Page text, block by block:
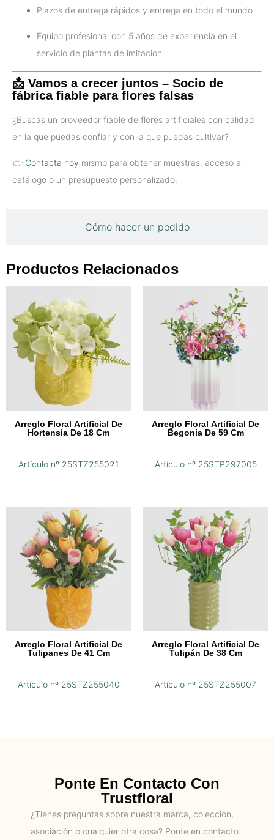
Cómo hacer un pedido
Plazos de entrega rápidos y entrega en todo el mundo
Equipo profesional con 5 años de experiencia en el
servicio de plantas de imitación
📩 Vamos a crecer juntos – Socio de
fábrica fiable para flores falsas
¿Buscas un proveedor fiable de flores artificiales con calidad
en la que puedas confiar y con la que puedas cultivar?
👉 Contacta hoy mismo para obtener muestras, acceso al
catálogo o un presupuesto personalizado.
Productos Relacionados
Arreglo Floral Artificial De
Hortensia De 18 Cm
Artículo nº 25STZ255021
Arreglo Floral Artificial De
Begonia De 59 Cm
Artículo nº 25STP297005
Arreglo Floral Artificial De
Tulipanes De 41 Cm
Artículo nº 25STZ255040
Arreglo Floral Artificial De
Tulipán De 38 Cm
Artículo nº 25STZ255007
Ponte En Contacto Con
Trustfloral
¿Tienes preguntas sobre nuestra marca, colección,
asociación o cualquier otra cosa? Ponte en contacto